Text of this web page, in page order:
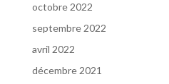
octobre 2022
septembre 2022
avril 2022
décembre 2021